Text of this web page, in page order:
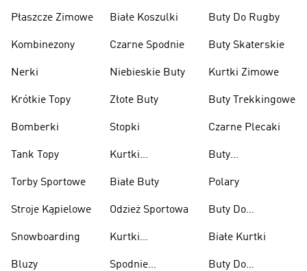
Płaszcze Zimowe
Kombinezony
Nerki
Krótkie Topy
Bomberki
Tank Topy
Torby Sportowe
Stroje Kąpielowe
Snowboarding
Bluzy
Białe Koszulki
Czarne Spodnie
Niebieskie Buty
Złote Buty
Stopki
Kurtki
Białe Buty
Odzież Sportowa
Kurtki
Spodnie
Buty Do Rugby
Buty Skaterskie
Kurtki Zimowe
Buty Trekkingowe
Czarne Plecaki
Buty
Polary
Buty Do
Ciężarów
Białe Kurtki
Buty Do